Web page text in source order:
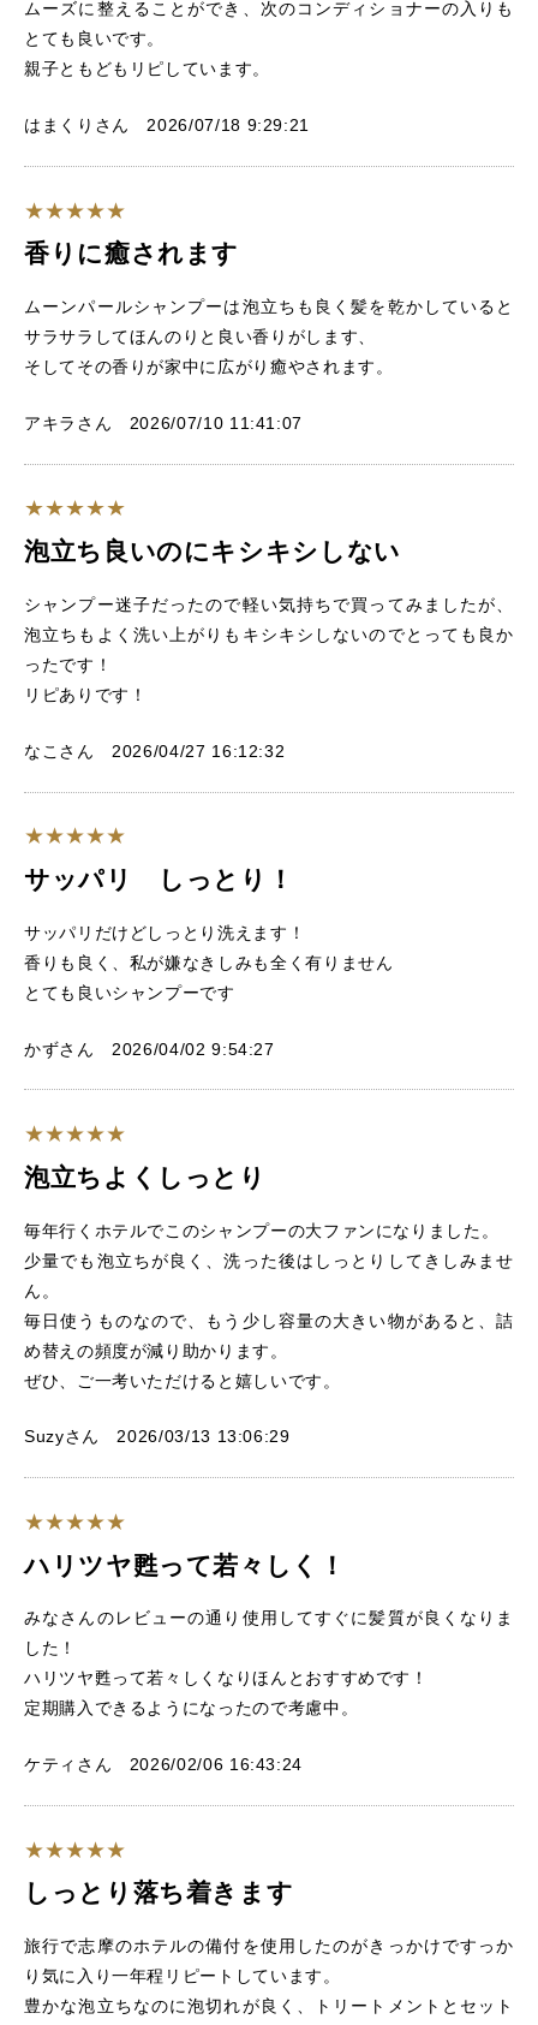
ムーズに整えることができ、次のコンディショナーの入りも
とても良いです。
親子ともどもリピしています。
はまくりさん 2026/07/18 9:29:21
香りに癒されます
ムーンパールシャンプーは泡立ちも良く髪を乾かしていると
サラサラしてほんのりと良い香りがします、
そしてその香りが家中に広がり癒やされます。
アキラさん 2026/07/10 11:41:07
泡立ち良いのにキシキシしない
シャンプー迷子だったので軽い気持ちで買ってみましたが、
泡立ちもよく洗い上がりもキシキシしないのでとっても良か
ったです！
リピありです！
なこさん 2026/04/27 16:12:32
サッパリ しっとり！
サッパリだけどしっとり洗えます！
香りも良く、私が嫌なきしみも全く有りません
とても良いシャンプーです
かずさん 2026/04/02 9:54:27
泡立ちよくしっとり
毎年行くホテルでこのシャンプーの大ファンになりました。
少量でも泡立ちが良く、洗った後はしっとりしてきしみませ
ん。
毎日使うものなので、もう少し容量の大きい物があると、詰
め替えの頻度が減り助かります。
ぜひ、ご一考いただけると嬉しいです。
Suzyさん 2026/03/13 13:06:29
ハリツヤ甦って若々しく！
みなさんのレビューの通り使用してすぐに髪質が良くなりま
した！
ハリツヤ甦って若々しくなりほんとおすすめです！
定期購入できるようになったので考慮中。
ケティさん 2026/02/06 16:43:24
しっとり落ち着きます
旅行で志摩のホテルの備付を使用したのがきっかけですっか
り気に入り一年程リピートしています。
豊かな泡立ちなのに泡切れが良く、トリートメントとセット